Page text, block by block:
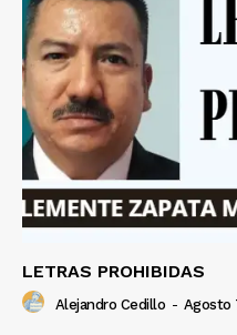
LETRAS PROHIBIDAS
Alejandro Cedillo - Agosto